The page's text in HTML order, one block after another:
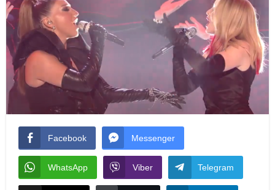
Facebook Messenger
WhatsApp Viber Telegram